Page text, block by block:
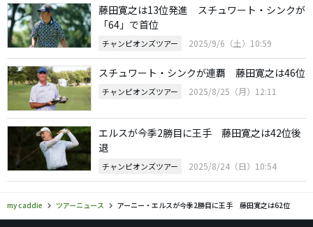
藤田寛之は13位発進 スチュワート・シンクが
「64」で首位
チャンピオンズツアー 2025/9/6（土）10:59
スチュワート・シンクが連覇 藤田寛之は46位
チャンピオンズツアー 2025/8/25（月）12:11
エルスが今季2勝目に王手 藤田寛之は42位後
退
チャンピオンズツアー 2025/8/24（日）10:54
my caddie ツアーニュース アーニー・エルスが今季2勝目に王手 藤田寛之は62位